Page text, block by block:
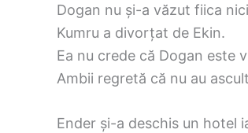
Dogan nu și-a văzut fiica
Kumru a divorțat de Ekin.
Ea nu crede că Dogan este
Ambii regretă că nu au
Ender și-a deschis un hotel